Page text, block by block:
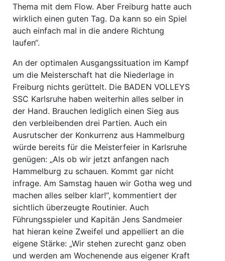
Thema mit dem Flow. Aber Freiburg hatte auch
wirklich einen guten Tag. Da kann so ein Spiel
auch einfach mal in die andere Richtung
laufen“.
An der optimalen Ausgangssituation im Kampf
um die Meisterschaft hat die Niederlage in
Freiburg nichts gerüttelt. Die BADEN VOLLEYS
SSC Karlsruhe haben weiterhin alles selber in
der Hand. Brauchen lediglich einen Sieg aus
den verbleibenden drei Partien. Auch ein
Ausrutscher der Konkurrenz aus Hammelburg
würde bereits für die Meisterfeier in Karlsruhe
genügen: „Als ob wir jetzt anfangen nach
Hammelburg zu schauen. Kommt gar nicht
infrage. Am Samstag hauen wir Gotha weg und
machen alles selber klar!“, kommentiert der
sichtlich überzeugte Routinier. Auch
Führungsspieler und Kapitän Jens Sandmeier
hat hieran keine Zweifel und appelliert an die
eigene Stärke: „Wir stehen zurecht ganz oben
und werden am Wochenende aus eigener Kraft